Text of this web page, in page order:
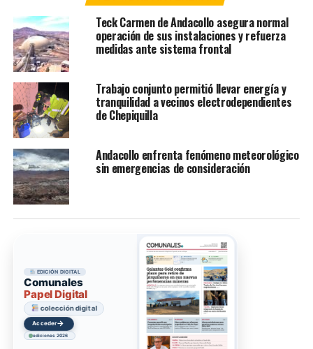
Teck Carmen de Andacollo asegura normal
operación de sus instalaciones y refuerza
medidas ante sistema frontal
Trabajo conjunto permitió llevar energía y
tranquilidad a vecinos electrodependientes
de Chepiquilla
Andacollo enfrenta fenómeno meteorológico
sin emergencias de consideración
EDICIÓN DIGITAL
Comunales
Papel Digital
colección digital
Acceder→
ediciones 2026